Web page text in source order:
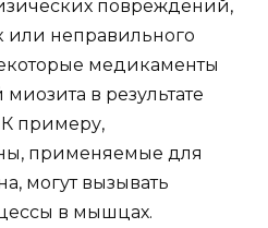
повреждений,
или неправильного
медикаменты
в результате
К примеру,
применяемые для
могут вызывать
в мышцах.